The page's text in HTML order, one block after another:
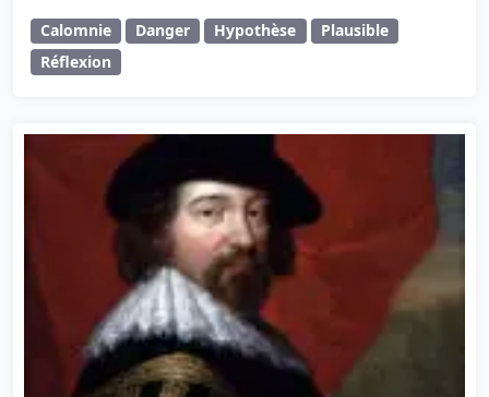
Calomnie Danger Hypothèse
Plausible
Réflexion